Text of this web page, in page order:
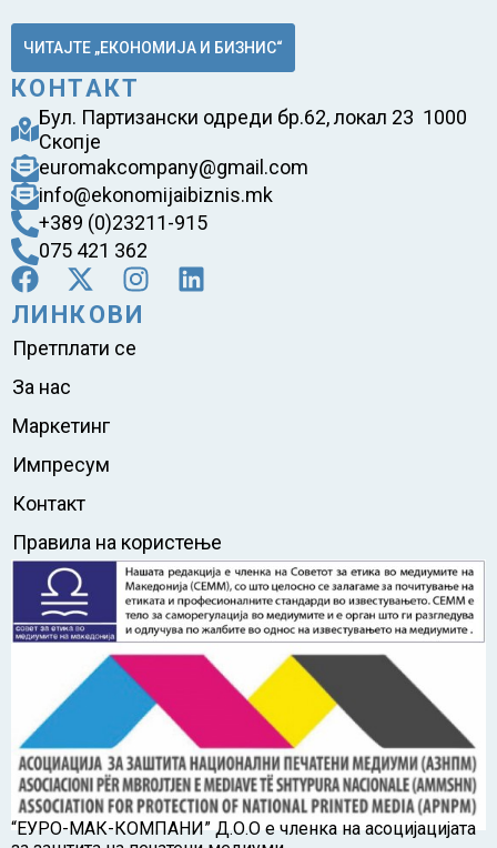
ЧИТАЈТЕ „ЕКОНОМИЈА И БИЗНИС“
КОНТАКТ
Бул. Партизански одреди бр.62, локал 23 1000
Скопје
euromakcompany@gmail.com
info@ekonomijaibiznis.mk
+389 (0)23211-915
075 421 362
ЛИНКОВИ
Претплати се
За нас
Маркетинг
Импресум
Контакт
Правила на користење
“ЕУРО-МАК-КОМПАНИ” Д.О.О е членка на асоцијацијата